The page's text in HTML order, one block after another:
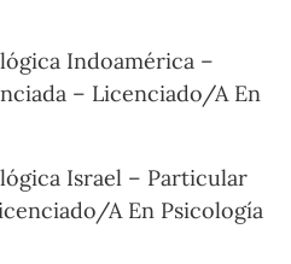
Indoamérica –
– Licenciado/A En
Israel – Particular
A En Psicología